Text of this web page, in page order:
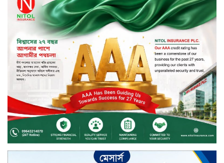
টাঙ্গাইলে ভাষা কর্মশালা ও পুরষ্কার
বিতরণ
সড়ক নিরাপত্তায় বিশেষ অবদান রাখায়
নিসচা বিশেষ সম্মাননা পেলেন লায়ন গনি
মিয়া বাবুল
মার্কেন্টাইল ব্যাংকের নির্বাহী কমিটির
চেয়ারম্যান হলেন আনোয়ারুল হক